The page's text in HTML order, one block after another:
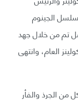
الجينوم
تم من خلال جهد
العام، وانتهى
الجرذ والفأر